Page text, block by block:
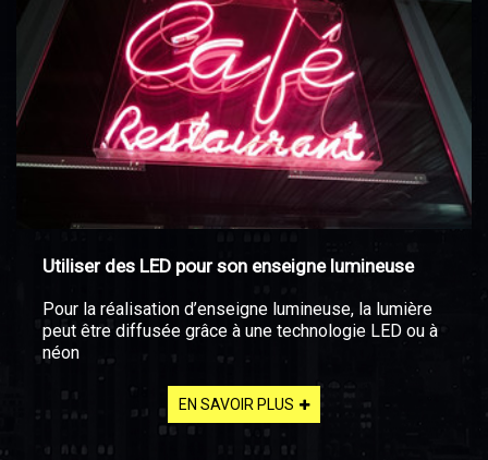
Utiliser des LED pour son enseigne lumineuse
Pour la réalisation d’enseigne lumineuse, la lumière
peut être diffusée grâce à une technologie LED ou à
néon
EN SAVOIR PLUS